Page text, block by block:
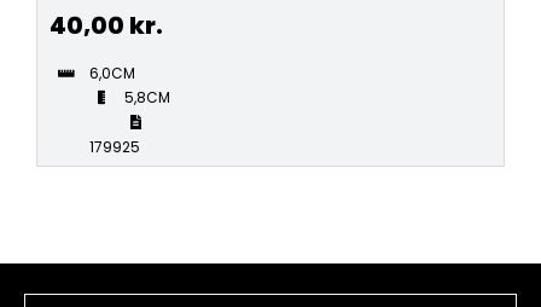
40,00 kr.
6,0CM
5,8CM
179925